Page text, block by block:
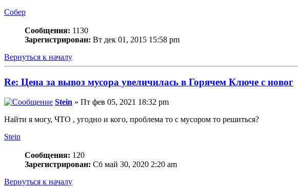
Собер
Сообщения: 1130
Зарегистрирован: Вт дек 01, 2015 15:58 pm
Вернуться к началу
Re: Цена за вывоз мусора увеличилась в Горячем Ключе с новог
Stein » Пт фев 05, 2021 18:32 pm
Найти я могу, ЧТО , угодно и кого, проблема то с мусором то решиться?
Stein
Сообщения: 120
Зарегистрирован: Сб май 30, 2020 2:20 am
Вернуться к началу